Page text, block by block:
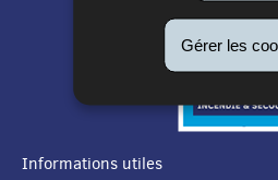
Gérer les
Informations utiles